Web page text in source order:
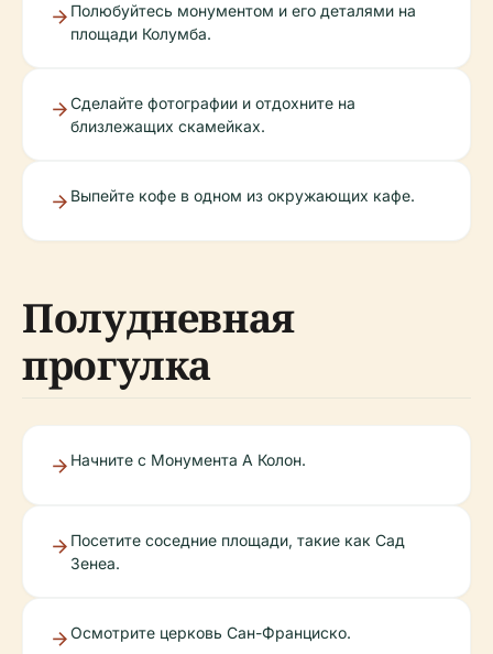
Полюбуйтесь монументом и его деталями на
площади Колумба.
Сделайте фотографии и отдохните на
близлежащих скамейках.
Выпейте кофе в одном из окружающих кафе.
Полудневная
прогулка
Начните с Монумента А Колон.
Посетите соседние площади, такие как Сад
Зенеа.
Осмотрите церковь Сан-Франциско.